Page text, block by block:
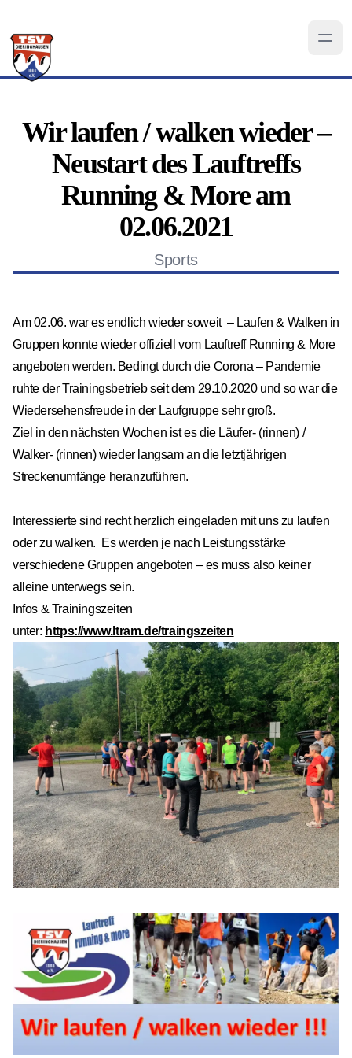
Wir laufen / walken wieder –
Neustart des Lauftreffs
Running & More am
02.06.2021
Sports
Am 02.06. war es endlich wieder soweit – Laufen & Walken in
Gruppen konnte wieder offiziell vom Lauftreff Running & More
angeboten werden. Bedingt durch die Corona – Pandemie
ruhte der Trainingsbetrieb seit dem 29.10.2020 und so war die
Wiedersehensfreude in der Laufgruppe sehr groß.
Ziel in den nächsten Wochen ist es die Läufer- (rinnen) /
Walker- (rinnen) wieder langsam an die letztjährigen
Streckenumfänge heranzuführen.
Interessierte sind recht herzlich eingeladen mit uns zu laufen
oder zu walken. Es werden je nach Leistungsstärke
verschiedene Gruppen angeboten – es muss also keiner
alleine unterwegs sein.
Infos & Trainingszeiten
unter: https://www.ltram.de/traingszeiten